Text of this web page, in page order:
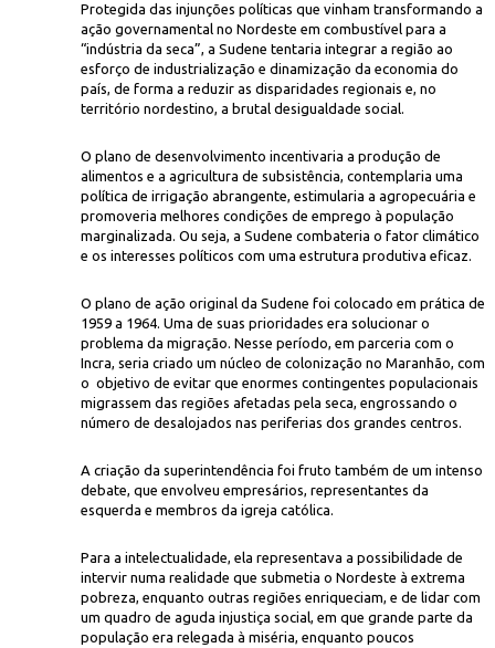
Protegida das injunções políticas que vinham transformando a
ação governamental no Nordeste em combustível para a
“indústria da seca”, a Sudene tentaria integrar a região ao
esforço de industrialização e dinamização da economia do
país, de forma a reduzir as disparidades regionais e, no
território nordestino, a brutal desigualdade social.
O plano de desenvolvimento incentivaria a produção de
alimentos e a agricultura de subsistência, contemplaria uma
política de irrigação abrangente, estimularia a agropecuária e
promoveria melhores condições de emprego à população
marginalizada. Ou seja, a Sudene combateria o fator climático
e os interesses políticos com uma estrutura produtiva eficaz.
O plano de ação original da Sudene foi colocado em prática de
1959 a 1964. Uma de suas prioridades era solucionar o
problema da migração. Nesse período, em parceria com o
Incra, seria criado um núcleo de colonização no Maranhão, com
o objetivo de evitar que enormes contingentes populacionais
migrassem das regiões afetadas pela seca, engrossando o
número de desalojados nas periferias dos grandes centros.
A criação da superintendência foi fruto também de um intenso
debate, que envolveu empresários, representantes da
esquerda e membros da igreja católica.
Para a intelectualidade, ela representava a possibilidade de
intervir numa realidade que submetia o Nordeste à extrema
pobreza, enquanto outras regiões enriqueciam, e de lidar com
um quadro de aguda injustiça social, em que grande parte da
população era relegada à miséria, enquanto poucos